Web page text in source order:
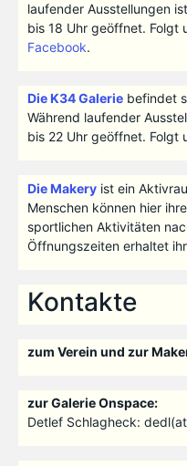
laufender Ausstellungen
bis 18 Uhr geöffnet. Folgt
Facebook.
Die K34 Galeriebefindet
Während laufender
bis 22 Uhr geöffnet. Folgt
Die Makeryist ein
Menschen können hier
sportlichen Aktivitäten
Öffnungszeiten erhaltet
Kontakte
zum Verein und zur
zur Galerie Onspace:
Detlef Schlagheck: